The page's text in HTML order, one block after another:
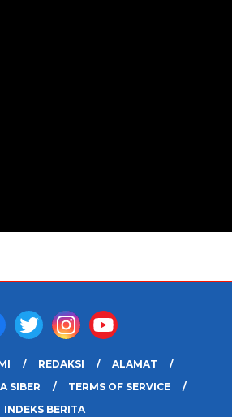
REDAKSI
ALAMAT
SIBER
TERMS OF SERVICE
INDEKS BERITA